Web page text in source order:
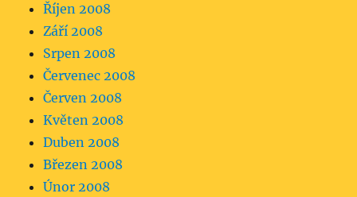
Říjen 2008
Září 2008
Srpen 2008
Červenec 2008
Červen 2008
Květen 2008
Duben 2008
Březen 2008
Únor 2008